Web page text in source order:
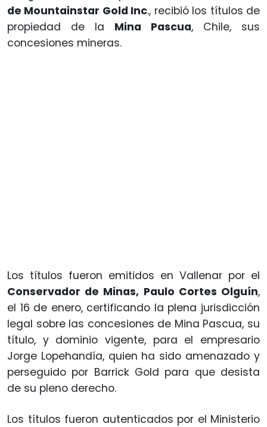
de Mountainstar Gold Inc., recibió los títulos de
propiedad de la Mina Pascua, Chile, sus
concesiones mineras.
Los títulos fueron emitidos en Vallenar por el
Conservador de Minas, Paulo Cortes Olguín,
el 16 de enero, certificando la plena jurisdicción
legal sobre las concesiones de Mina Pascua, su
título, y dominio vigente, para el empresario
Jorge Lopehandía, quien ha sido amenazado y
perseguido por Barrick Gold para que desista
de su pleno derecho.
Los títulos fueron autenticados por el Ministerio